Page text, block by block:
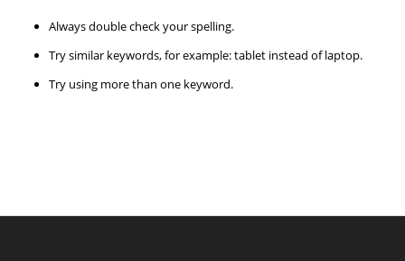
Always double check your spelling.
Try similar keywords, for example: tablet instead of laptop.
Try using more than one keyword.